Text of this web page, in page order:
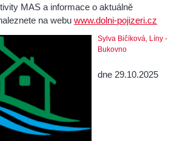
MAS a informace o aktuálně
na webu www.dolni-pojizeri.cz
Sylva Bičíková, Líny -
Bukovno
dne 29.10.2025